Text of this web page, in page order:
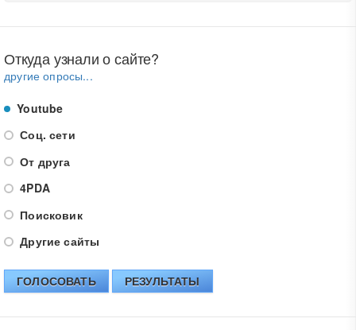
Откуда узнали о сайте?
другие опросы...
Youtube
Соц. сети
От друга
4PDA
Поисковик
Другие сайты
ГОЛОСОВАТЬ РЕЗУЛЬТАТЫ